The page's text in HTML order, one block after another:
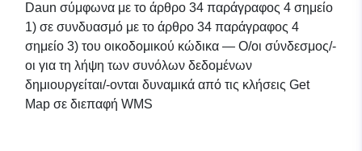
Daun σύμφωνα με το άρθρο 34 παράγραφος 4 σημείο
1) σε συνδυασμό με το άρθρο 34 παράγραφος 4
σημείο 3) του οικοδομικού κώδικα — Ο/οι σύνδεσμος/-
οι για τη λήψη των συνόλων δεδομένων
δημιουργείται/-ονται δυναμικά από τις κλήσεις Get
Map σε διεπαφή WMS